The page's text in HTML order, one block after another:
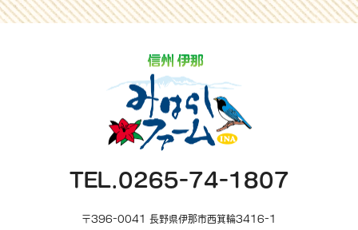
TEL.0265-74-1807
〒396-0041 長野県伊那市西箕輪3416-1